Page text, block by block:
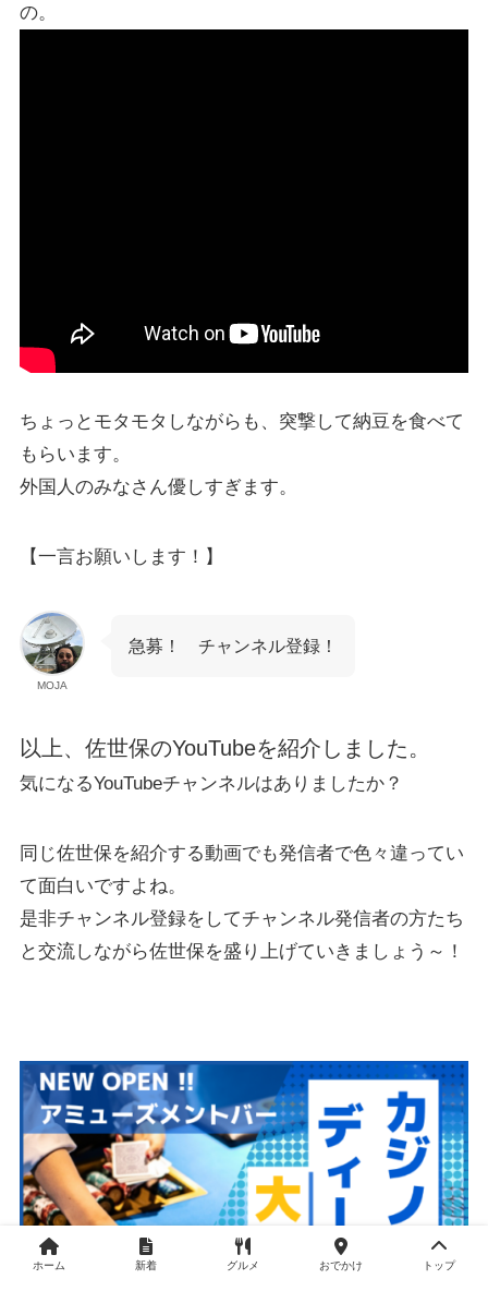
の。
ちょっとモタモタしながらも、突撃して納豆を食べて
もらいます。
外国人のみなさん優しすぎます。
【一言お願いします！】
MOJA
急募！ チャンネル登録！
以上、佐世保のYouTubeを紹介しました。
気になるYouTubeチャンネルはありましたか？
同じ佐世保を紹介する動画でも発信者で色々違ってい
て面白いですよね。
是非チャンネル登録をしてチャンネル発信者の方たち
と交流しながら佐世保を盛り上げていきましょう～！
ホーム 新着 グルメ おでかけ トップ